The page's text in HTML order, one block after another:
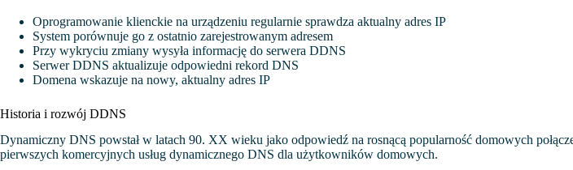
Oprogramowanie klienckie na urządzeniu regularnie sprawdza aktualny adres IP
System porównuje go z ostatnio zarejestrowanym adresem
Przy wykryciu zmiany wysyła informację do serwera DDNS
Serwer DDNS aktualizuje odpowiedni rekord DNS
Domena wskazuje na nowy, aktualny adres IP
Historia i rozwój DDNS
Dynamiczny DNS powstał w latach 90. XX wieku jako odpowiedź na rosnącą popularność domowych
pierwszych komercyjnych usług dynamicznego DNS dla użytkowników domowych.